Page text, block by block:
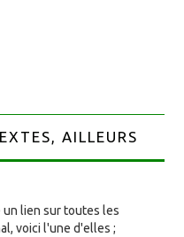
AILLEURS
un lien sur toutes les
voici l'une d'elles ;